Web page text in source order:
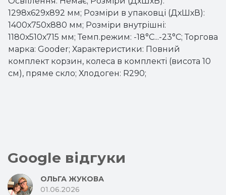
1298х629х892 мм; Розміри в упаковці (ДхШхВ):
1400х750х880 мм; Розміри внутрішні:
1180х510х715 мм; Темп.режим: -18°C...-23°C; Торгова
марка: Gooder; Характеристики: Повний
комплект корзин, колеса в комплекті (висота 10
см), пряме скло; Хлодоген: R290;
Google відгуки
ОЛЬГА ЖУКОВА
01.06.2026